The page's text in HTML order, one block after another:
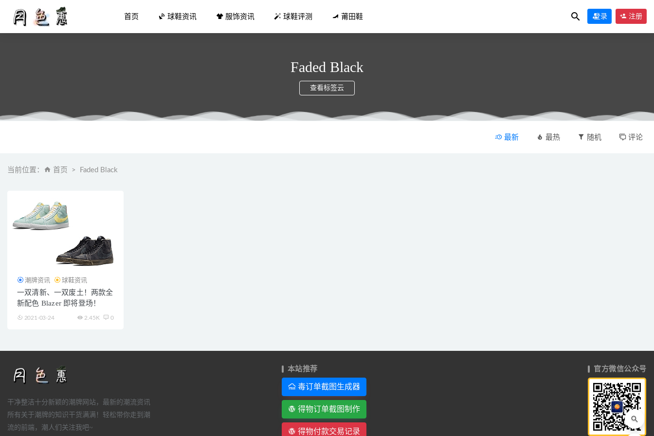
首页 球鞋资讯 服饰资讯 球鞋评测 莆田鞋 登录 注册
Faded Black
查看标签云
最新 最热 随机 评论
当前位置： 首页 Faded Black
潮牌资讯 球鞋资讯
一双清新、一双废土！两款全
新配色 Blazer 即将登场！
2021-03-24 2.45K 0
干净整洁十分新颖的潮牌网站，最新的潮流资讯
所有关于潮牌的知识干货满满！轻松带你走到潮
流的前端，潮人们关注我吧~
本站推荐
毒订单截图生成器
得物订单截图制作
得物付款交易记录
官方微信公众号